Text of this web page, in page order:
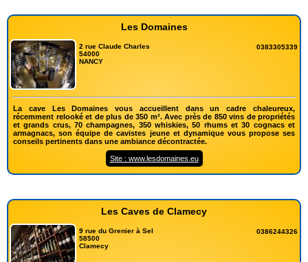
Les Domaines
2 rue Claude Charles
54000
NANCY
0383305339
La cave Les Domaines vous accueillent dans un cadre chaleureux,
récemment relooké et de plus de 350 m². Avec près de 850 vins de propriétés
et grands crus, 70 champagnes, 350 whiskies, 50 rhums et 30 cognacs et
armagnacs, son équipe de cavistes jeune et dynamique vous propose ses
conseils pertinents dans une ambiance décontractée.
Site : www.lesdomaines.eu
Les Caves de Clamecy
9 rue du Grenier à Sel
58500
Clamecy
0386244326